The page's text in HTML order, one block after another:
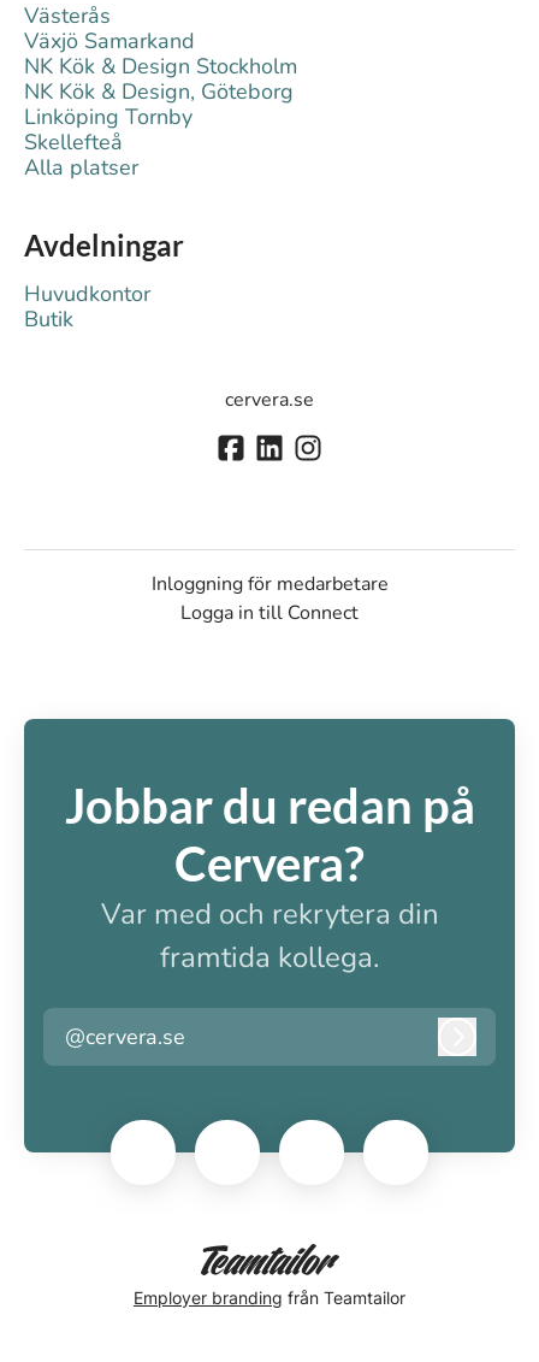
Västerås
Växjö Samarkand
NK Kök & Design Stockholm
NK Kök & Design, Göteborg
Linköping Tornby
Skellefteå
Alla platser
Avdelningar
Huvudkontor
Butik
cervera.se
Inloggning för medarbetare
Logga in till Connect
Jobbar du redan på
Cervera?
Var med och rekrytera din
framtida kollega.
@cervera.se
Employer branding från Teamtailor